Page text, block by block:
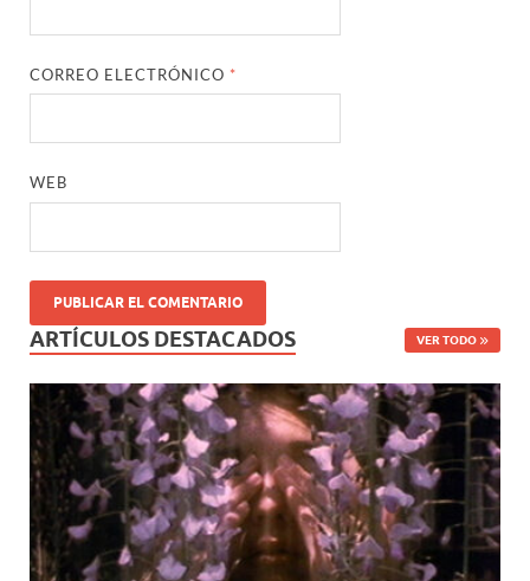
CORREO ELECTRÓNICO *
WEB
ARTÍCULOS DESTACADOS VER TODO